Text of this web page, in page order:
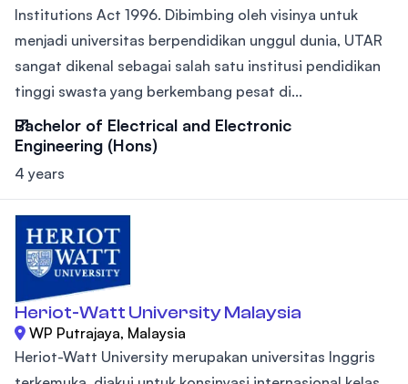
Institutions Act 1996. Dibimbing oleh visinya untuk
menjadi universitas berpendidikan unggul dunia, UTAR
sangat dikenal sebagai salah satu institusi pendidikan
tinggi swasta yang berkembang pesat di...
Bachelor of Electrical and Electronic
Engineering (Hons)
4 years
Heriot-Watt University Malaysia
WP Putrajaya, Malaysia
Heriot-Watt University merupakan universitas Inggris